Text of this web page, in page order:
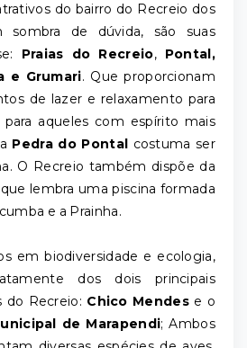
do bairro do Recreio dos
sombra de dúvida, são suas
Praias do Recreio, Pontal,
e Grumari. Que proporcionam
de lazer e relaxamento para
para aqueles com espírito mais
Pedra do Pontal
costuma ser
O Recreio também dispõe da
lembra uma piscina formada
e a Prainha.
em biodiversidade e ecologia,
dos dois principais
do Recreio: Chico Mendese o
de Marapendi; Ambos